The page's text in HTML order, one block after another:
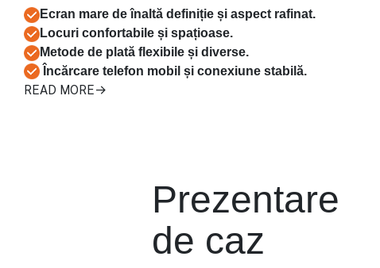
Ecran mare de înaltă definiție și aspect rafinat.
Locuri confortabile și spațioase.
Metode de plată flexibile și diverse.
Încărcare telefon mobil și conexiune stabilă.
READ MORE→
Prezentare
de caz